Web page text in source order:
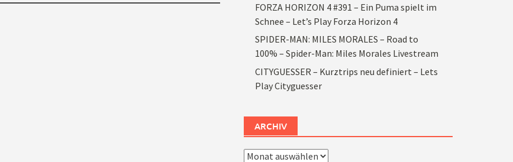
FORZA HORIZON 4 #391 – Ein Puma spielt im
Schnee – Let’s Play Forza Horizon 4
SPIDER-MAN: MILES MORALES – Road to
100% – Spider-Man: Miles Morales Livestream
CITYGUESSER – Kurztrips neu definiert – Lets
Play Cityguesser
ARCHIV
Archiv